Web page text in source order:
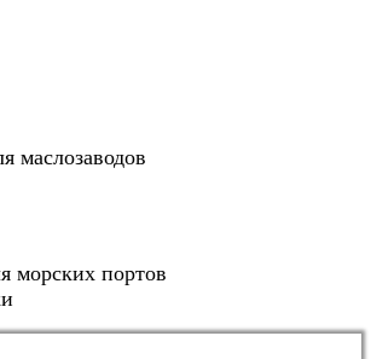
маслозаводов
морских портов